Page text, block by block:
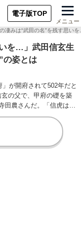
電子版TOP
メニュー
の凄みは“武田の名”を残す思い
を…」武田信玄生
の姿とは
が開府されて502年だと
の父で、甲府の礎を築
田農さんだ。「信虎は、